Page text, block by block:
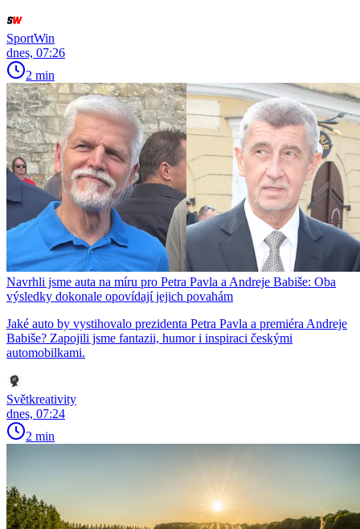
SportWin
dnes, 07:26
2 min
Navrhli jsme auta na míru pro Petra Pavla a Andreje Babiše: Oba
výsledky dokonale opovídají jejich povahám
Jaké auto by vystihovalo prezidenta Petra Pavla a premiéra Andreje
Babiše? Zapojili jsme fantazii, humor i inspiraci českými
automobilkami.
Světkreativity
dnes, 07:24
2 min